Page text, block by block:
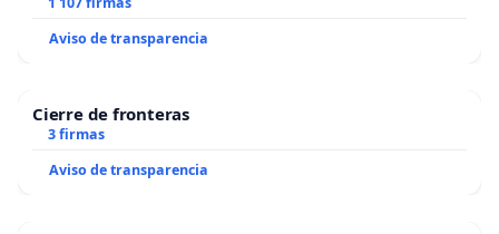
Aviso de transparencia
Cierre de fronteras
3 firmas
Aviso de transparencia